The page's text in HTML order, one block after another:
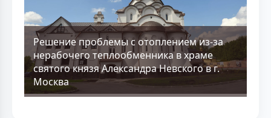
Решение проблемы с отоплением из-за
нерабочего теплообменника в храме
святого князя Александра Невского в г.
Москва